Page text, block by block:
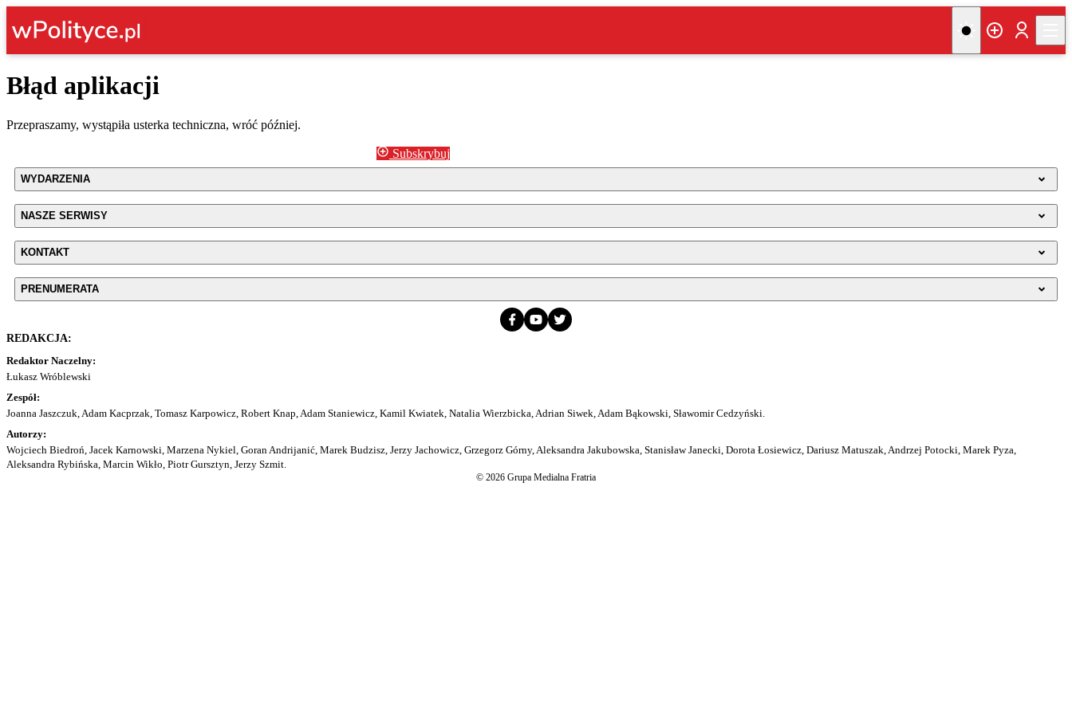
Błąd aplikacji
Przepraszamy, wystąpiła usterka techniczna, wróć później.
Subskrybuj
WYDARZENIA
NASZE SERWISY
KONTAKT
PRENUMERATA
REDAKCJA:
Redaktor Naczelny:
Łukasz Wróblewski
Zespół:
Joanna Jaszczuk, Adam Kacprzak, Tomasz Karpowicz, Robert Knap, Adam Staniewicz, Kamil Kwiatek, Natalia Wierzbicka, Adrian Siwek, Adam Bąkowski, Sławomir Cedzyński.
Autorzy:
Wojciech Biedroń, Jacek Karnowski, Marzena Nykiel, Goran Andrijanić, Marek Budzisz, Jerzy Jachowicz, Grzegorz Górny, Aleksandra Jakubowska, Stanisław Janecki, Dorota Łosiewicz, Dariusz Matuszak, Andrzej Potocki, Marek Pyza,
Aleksandra Rybińska, Marcin Wikło, Piotr Gursztyn, Jerzy Szmit.
© 2026 Grupa Medialna Fratria